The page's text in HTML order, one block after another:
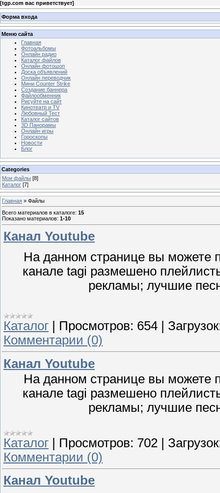
[tgp.com вас приветствует]
Форма входа
Меню сайта
Главная
Фотоальбомы
Онлайн радио
Каталог файлов
Онлайн фотошоп
Доска объявлений
Онлайн переводчик
Мини Counter Strike
Создание баннера
Файлообменник
Рисуйте на сайт
Кинотеатр и TV
Любовный Тест
Каталог сайтов
3D Панорамы
Онлайн игры
Гороскопы
Новости
Блог
Categories
Мои файлы [8]
Каталог [7]
Главная » Файлы
Всего материалов в каталоге: 15
Показано материалов: 1-10
Канал Youtube
На данном странице вы можете
канале tagi размешено
рекламы; лучшие
Каталог Просмотров: 654
Комментарии (0)
Канал Youtube
На данном странице вы можете
канале tagi размешено
рекламы; лучшие
Каталог | Просмотров: 702 |
Комментарии (0)
Канал Youtube